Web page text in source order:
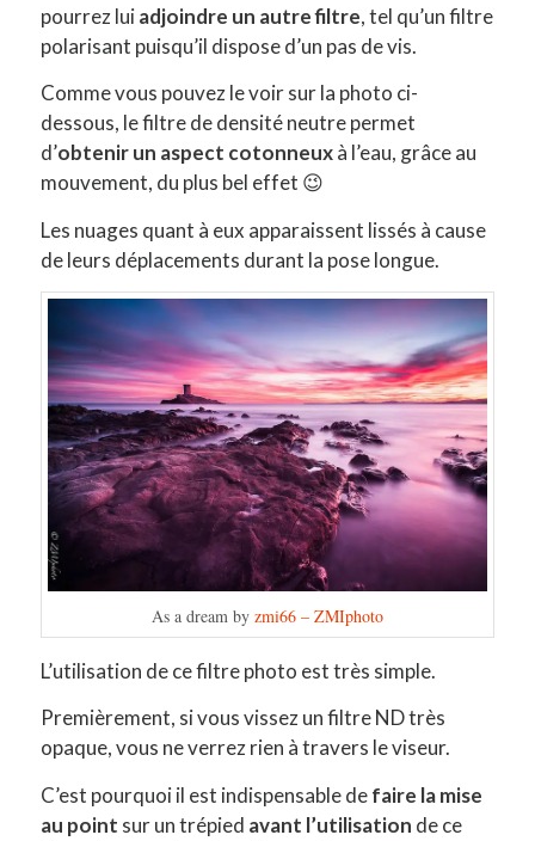
pourrez luiadjoindre un autre filtre, tel qu’un filtre
polarisant puisqu’il dispose d’un pas de vis.
Comme vous pouvez le voir sur la photo ci-
dessous, le filtre de densité neutre permet
d’obtenir un aspect cotonneuxà l’eau, grâce au
mouvement, du plus bel effet 😉
Les nuages quant à eux apparaissent lissés à cause
de leurs déplacements durant la pose longue.
As a dream by zmi66 – ZMIphoto
L’utilisation de ce filtre photo est très simple.
Premièrement, si vous vissez un filtre ND très
opaque, vous ne verrez rien à travers le viseur.
C’est pourquoi il est indispensable defaire la mise
au point sur un trépied avant l’utilisation de ce